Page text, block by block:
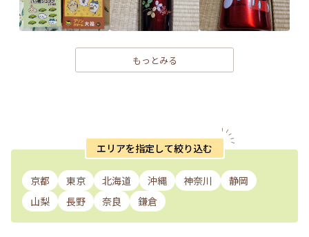
もっとみる
エリアを指定して絞り込む
京都 東京 北海道 沖縄 神奈川
静岡
山梨
長野 奈良 鎌倉